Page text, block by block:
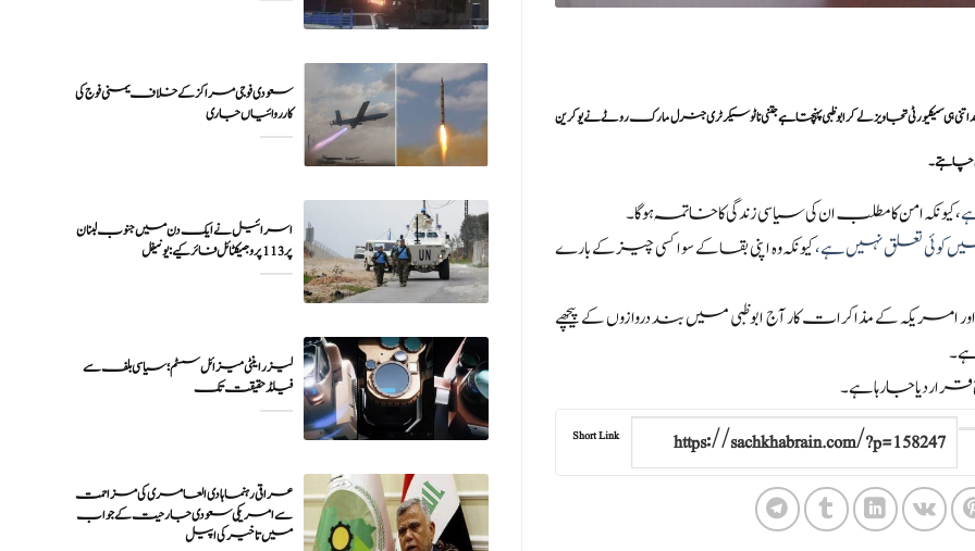
سیکیورٹی تجاویز لے کر ابوظبی پہنچتا ہے جتنی ناٹو سیکرٹری جنرل مارک روٹے نے یوکرین
چاہتے۔
، کیونکہ امن کا مطلب ان کی سیاسی زندگی کا خاتمہ ہوگا۔
کوئی تعلق نہیں ہے،کیونکہ وہ اپنی بقا کے سوا کسی چیز کے بارے
کے مذاکرات کار آج ابوظبی میں بند دروازوں کے پیچھے
دیا جا رہا ہے۔
Short Link
سعودی فوجی مراکز کے خلاف یمنی فوج کی
اسرائیل نے ایک دن میں جنوب لبنان
پر 113 پروجیکٹائل فائر کیے: یونیفل
لیزر اینٹی میزائل سسٹم؛ سیاسی بلف سے
فیلڈ حقیقت تک
عراقی رہنما ہادی العامری کی مزاحمت
سے امریکی سعودی جارحیت کے جواب
میں تاخیر کی اپیل